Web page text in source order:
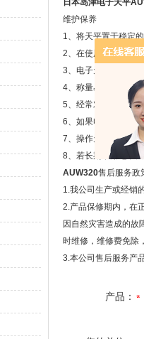
日本岛津电子天平
维护保养
1、将天平置于稳定
2、在使用前调整水
3、电子天平应按说
4、称量易挥发和具
5、经常对电子天平
6、如果电子天平出现
7、操作天平不可过
8、若长期不用电子
AUW320售后服务政
1.我公司生产或经销
2.产品保修期内，在
因自然灾害造成的故
时维修，维修费免除
3.本公司售后服务产
产品：